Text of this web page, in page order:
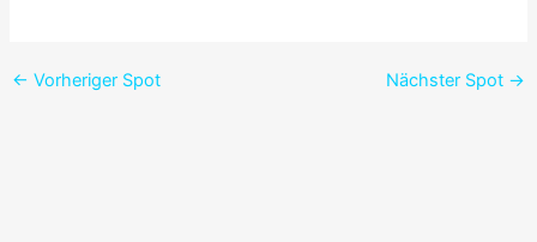
← Vorheriger Spot Nächster Spot →